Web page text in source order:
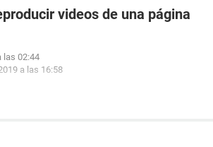
videos de una página
las 02:44
a las 16:58